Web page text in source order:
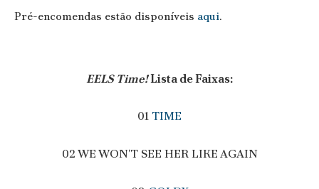
Pré-encomendas estão disponíveis aqui.
EELS Time!Lista de Faixas:
01 TIME
02 WE WON’T SEE HER LIKE AGAIN